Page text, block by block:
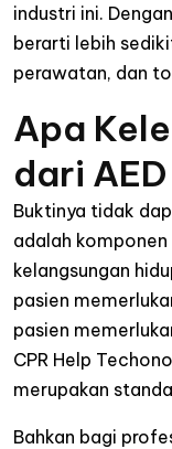
industri ini.
berarti lebih
perawatan, dan
Apa
dari
Buktinya tidak
adalah
kelangsungan
pasien
pasien
CPR Help
merupakan
Bahkan bagi